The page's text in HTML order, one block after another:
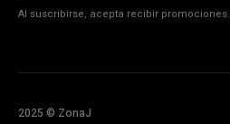
Al suscribirse, acepta recibir promociones.
2025 © ZonaJ